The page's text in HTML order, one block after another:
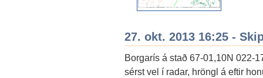
27. okt. 2013 16:25 -
Borgarís á stað 67-01,10N 022-
sérst vel í radar, hröngl á eftir